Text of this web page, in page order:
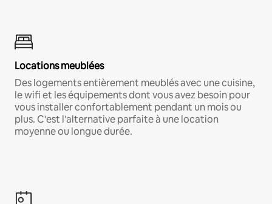
Locations meublées
Des logements entièrement meublés avec une cuisine,
le wifi et les équipements dont vous avez besoin pour
vous installer confortablement pendant un mois ou
plus. C'est l'alternative parfaite à une location
moyenne ou longue durée.